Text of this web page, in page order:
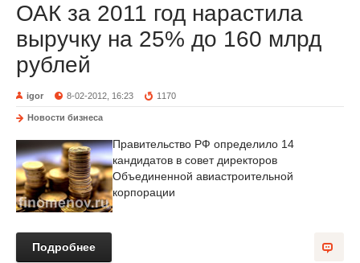
ОАК за 2011 год нарастила
выручку на 25% до 160 млрд
рублей
igor 8-02-2012, 16:23 1170
Новости бизнеса
Правительство РФ определило 14
кандидатов в совет директоров
Объединенной авиастроительной
корпорации
Подробнее